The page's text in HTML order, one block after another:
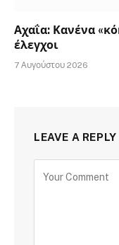
Αχαΐα: Κανένα
έλεγχοι
7 Αυγούστου 2026
LEAVE A REPLY